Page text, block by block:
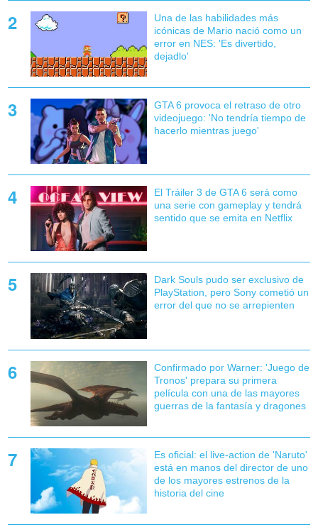
Una de las habilidades más
icónicas de Mario nació como un
error en NES: 'Es divertido,
dejadlo'
GTA 6 provoca el retraso de otro
videojuego: 'No tendría tiempo de
hacerlo mientras juego'
El Tráiler 3 de GTA 6 será como
una serie con gameplay y tendrá
sentido que se emita en Netflix
Dark Souls pudo ser exclusivo de
PlayStation, pero Sony cometió un
error del que no se arrepienten
Confirmado por Warner: 'Juego de
Tronos' prepara su primera
película con una de las mayores
guerras de la fantasía y dragones
Es oficial: el live-action de 'Naruto'
está en manos del director de uno
de los mayores estrenos de la
historia del cine